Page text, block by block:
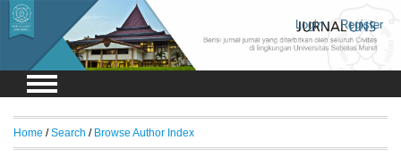
Login Register
Home /Search / Browse Author Index